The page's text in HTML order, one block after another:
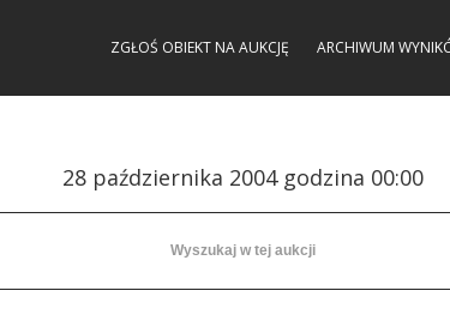
ZGŁOŚ OBIEKT NA AUKCJĘ ARCHIWUM
28 października 2004 godzina 00:00